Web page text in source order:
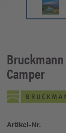
Bruckmann
Camper
Artikel-Nr.